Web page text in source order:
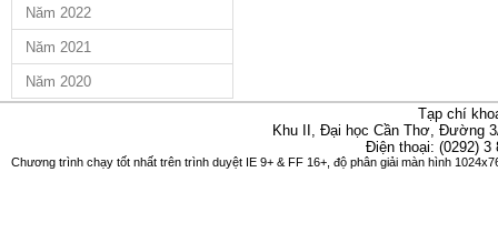
Năm 2022
Năm 2021
Năm 2020
Tạp chí
Khu II, Đại học Cần Thơ, Đường
Điện thoại: (0292)
Chương trình chạy tốt nhất trên trình duyệt IE 9+ & FF 16+, độ phân giải màn hình